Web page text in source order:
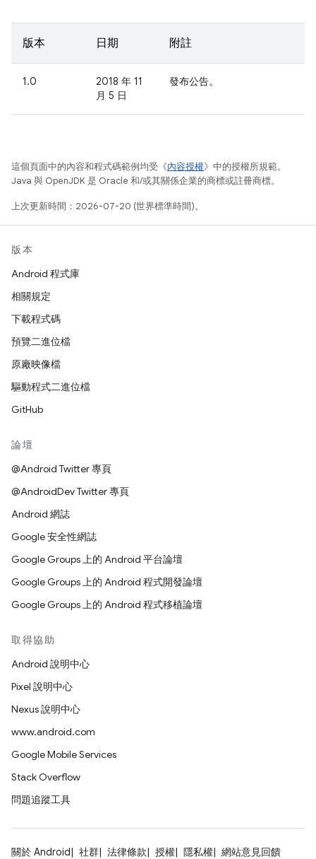
版本 日期 附註
1.0
2018 年 11
月 5 日
發布公告。
這個頁面中的內容和程式碼範例均受《內容授權》中的授權所規範。
Java 與 OpenJDK 是 Oracle 和/或其關係企業的商標或註冊商標。
上次更新時間：2026-07-20 (世界標準時間)。
版本
Android 程式庫
相關規定
下載程式碼
預覽二進位檔
原廠映像檔
驅動程式二進位檔
GitHub
論壇
@Android Twitter 專頁
@AndroidDev Twitter 專頁
Android 網誌
Google 安全性網誌
Google Groups 上的 Android 平台論壇
Google Groups 上的 Android 程式開發論壇
Google Groups 上的 Android 程式移植論壇
取得協助
Android 說明中心
Pixel 說明中心
Nexus 說明中心
www.android.com
Google Mobile Services
Stack Overflow
問題追蹤工具
關於 Android 社群 法律條款 授權 隱私權
網站意見回饋